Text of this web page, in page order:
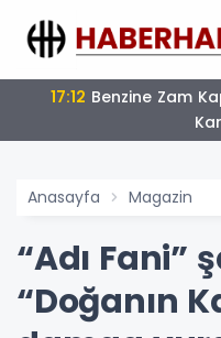
17:12
Anasayfa Magazin
“Adı Fani”
“Doğanın